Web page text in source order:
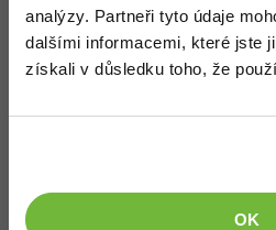
analýzy. Partneři tyto údaje
dalšími informacemi, které jste
získali v důsledku toho, že
OK
Adobe After Effects
Blender -80%
Popis článku
V tutoriálu si představíme
síťové komunikace: